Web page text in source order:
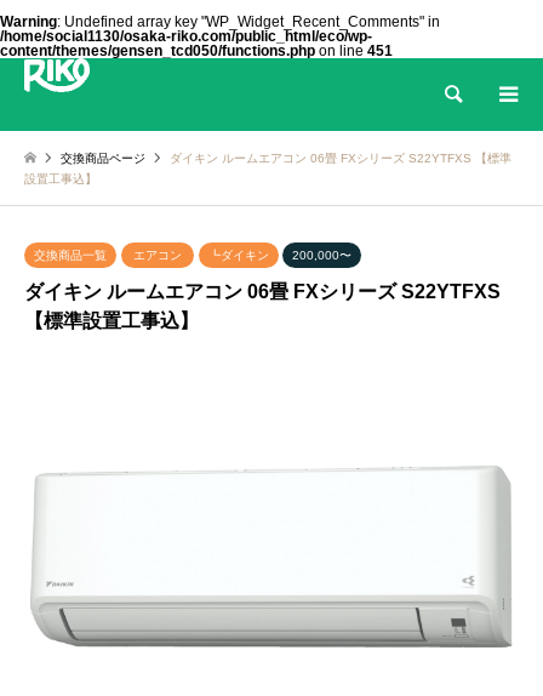
Warning: Undefined array key "WP_Widget_Recent_Comments" in
/home/social1130/osaka-riko.com/public_html/eco/wp-
content/themes/gensen_tcd050/functions.php on line 451
検索
交換商品ページ
ダイキン ルームエアコン 06畳 FXシリーズ S22YTFXS 【標準
設置工事込】
交換商品一覧 エアコン ┗ダイキン 200,000〜
ダイキン ルームエアコン 06畳 FXシリーズ S22YTFXS
【標準設置工事込】